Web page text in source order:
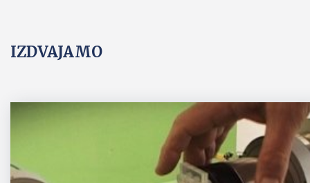
IZDVAJAMO